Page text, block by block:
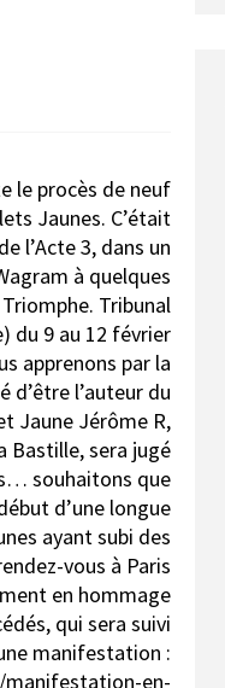
le procès de neuf
Jaunes. C’était
l’Acte 3, dans un
à quelques
Tribunal
du 9 au 12 février
apprenons par la
d’être l’auteur du
Jaune Jérôme R,
Bastille, sera jugé
souhaitons que
d’une longue
ayant subi des
vous à Paris
en hommage
qui sera suivi
manifestation :
en-